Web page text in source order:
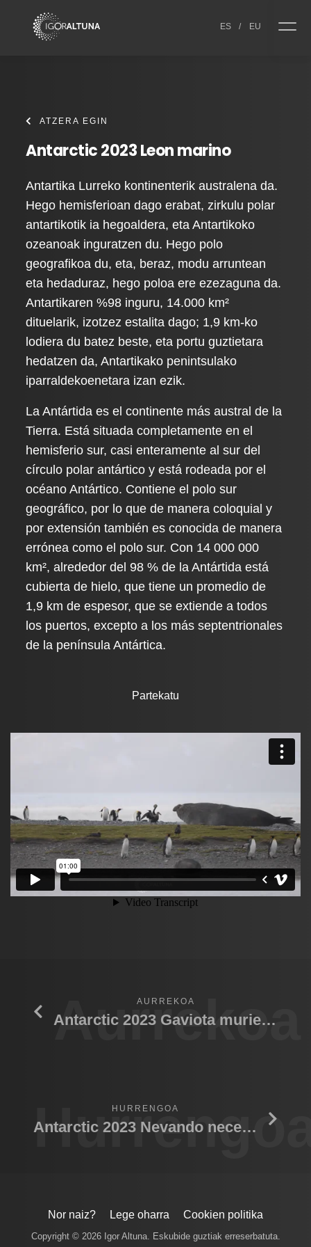
ES / EU
ATZERA EGIN
Antarctic 2023 Leon marino
Antartika Lurreko kontinenterik australena da.
Hego hemisferioan dago erabat, zirkulu polar
antartikotik ia hegoaldera, eta Antartikoko
ozeanoak inguratzen du. Hego polo
geografikoa du, eta, beraz, modu arruntean
eta hedaduraz, hego poloa ere ezezaguna da.
Antartikaren %98 inguru, 14.000 km²
dituelarik, izotzez estalita dago; 1,9 km-ko
lodiera du batez beste, eta portu guztietara
hedatzen da, Antartikako penintsulako
iparraldekoenetara izan ezik.
La Antártida es el continente más austral de la
Tierra. Está situada completamente en el
hemisferio sur, casi enteramente al sur del
círculo polar antártico y está rodeada por el
océano Antártico. Contiene el polo sur
geográfico, por lo que de manera coloquial y
por extensión también es conocida de manera
errónea como el polo sur. Con 14 000 000
km², alrededor del 98 % de la Antártida está
cubierta de hielo, que tiene un promedio de
1,9 km de espesor, que se extiende a todos
los puertos, excepto a los más septentrionales
de la península Antártica.
Partekatu
Aurrekoa
AURREKOA
Antarctic 2023 Gaviota muriendo
HURRENGOA
Antarctic 2023 Nevando necesidades
Nor naiz? Lege oharra Cookien politika
Copyright © 2026 Igor Altuna. Eskubide guztiak erreserbatuta.